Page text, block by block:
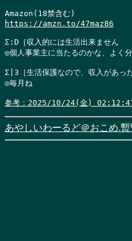
https://amzn.to/47maz86
Σ:D［収入的には生活出来ません
◎個人事業主に当たるのかな、よく
Σ|3［生活保護なので、収入があっ
◎毎月ね
参考：2025/10/24(金)
あやしいわーるど＠おこめ.暫